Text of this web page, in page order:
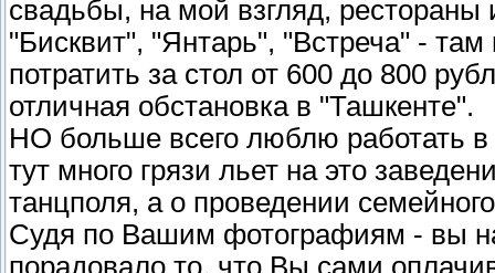
свадьбы, на мой взгляд,
"Бисквит", "Янтарь", "Встреча" -
потратить за стол от 600 до 800
отличная обстановка в "Ташкенте".
НО больше всего люблю работать
тут много грязи льет на это
танцполя, а о проведении
Судя по Вашим фотографиям - вы
порадовало то, что Вы сами